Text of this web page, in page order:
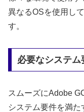
異なるOSを使用し
す。
必要なシステム
スムーズにAdobe
システム要件を満た